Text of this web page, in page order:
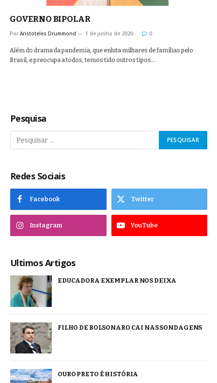
GOVERNO BIPOLAR
Por Aristoteles Drummond 1 de junho de 2020 0
Além do drama da pandemia, que enluta milhares de famílias pelo
Brasil, e preocupa a todos, temos tido outros tipos…
Pesquisa
Redes Sociais
Facebook Twitter
Instagram YouTube
Ultimos Artigos
EDUCADORA EXEMPLAR NOS DEIXA
FILHO DE BOLSONARO CAI NAS SONDAGENS
OURO PRETO É HISTÓRIA